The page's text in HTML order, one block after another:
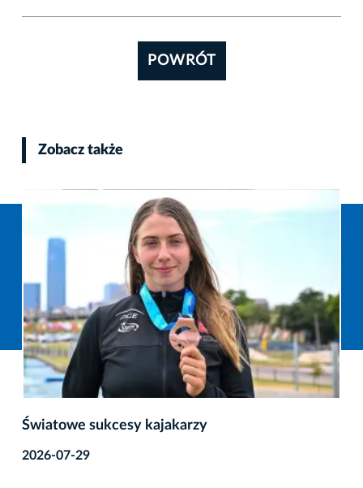
POWRÓT
Zobacz także
Światowe sukcesy kajakarzy
2026-07-29